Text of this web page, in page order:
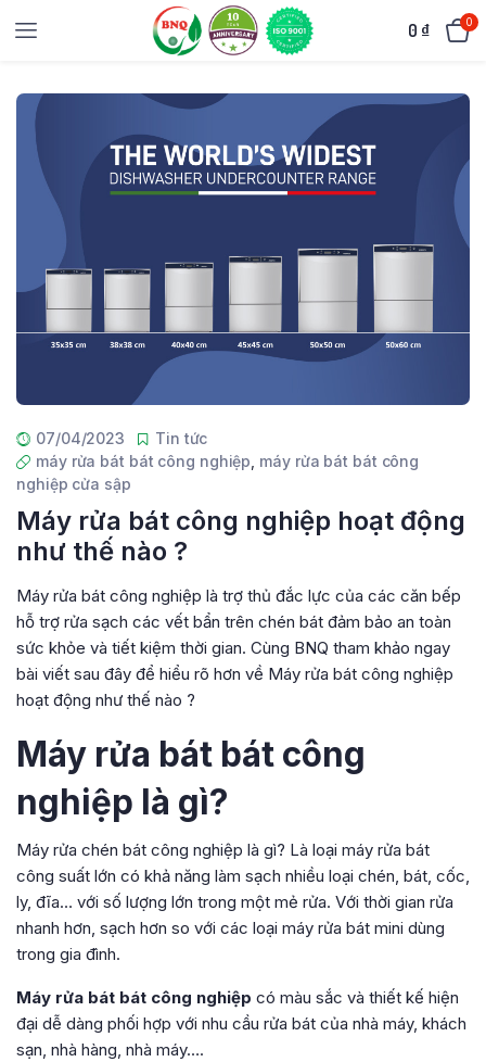
0 ₫ 0
07/04/2023
Tin tức
máy rửa bát bát công nghiệp máy rửa bát bát công
nghiệp cửa sập
Máy rửa bát công nghiệp hoạt động
như thế nào ?
Máy rửa bát công nghiệp là trợ thủ đắc lực của các căn bếp
hỗ trợ rửa sạch các vết bẩn trên chén bát đảm bảo an toàn
sức khỏe và tiết kiệm thời gian. Cùng BNQ tham khảo ngay
bài viết sau đây để hiểu rõ hơn về Máy rửa bát công nghiệp
hoạt động như thế nào ?
Máy rửa bát bát công
nghiệp là gì?
Máy rửa chén bát công nghiệp là gì? Là loại máy rửa bát
công suất lớn có khả năng làm sạch nhiều loại chén, bát, cốc,
ly, đĩa… với số lượng lớn trong một mẻ rửa. Với thời gian rửa
nhanh hơn, sạch hơn so với các loại máy rửa bát mini dùng
trong gia đình.
Máy rửa bát bát công nghiệp có màu sắc và thiết kế hiện
đại dễ dàng phối hợp với nhu cầu rửa bát của nhà máy, khách
sạn, nhà hàng, nhà máy….